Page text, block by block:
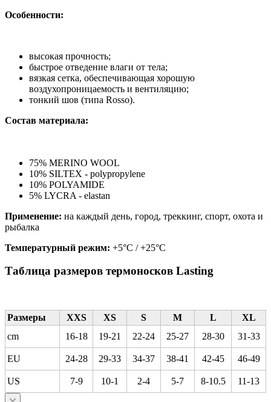
Особенности:
высокая прочность;
быстрое отведение влаги от тела;
вязкая сетка, обеспечивающая хорошую
воздухопроницаемость и вентиляцию;
тонкий шов (типа Rosso).
Состав материала:
75% MERINO WOOL
10% SILTEX - polypropylene
10% POLYAMIDE
5% LYCRA - elastan
Применение: на каждый день, город, треккинг, спорт, охота и
рыбалка
Температурный режим: +5°C / +25°C
Таблица размеров термоносков Lasting
Размеры XXS XS S M L
XL
cm
16-18 19-21 22-24 25-27 28-30 31-33
EU 24-28 29-33 34-37 38-41 42-45 46-49
US 7-9 10-1 2-4 5-7 8-10.5 11-13